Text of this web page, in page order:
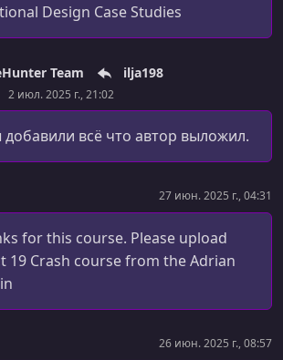
Design Case Studies
Team ilja198
2 июл. 2025 г., 21:02
всё что автор выложил.
27 июн. 2025 г., 04:31
for this course. Please upload
19 Crash course from the Adrian
26 июн. 2025 г., 08:57